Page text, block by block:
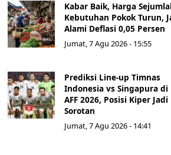
Kabar Baik, Harga
Kebutuhan Pokok Turun,
Alami Deflasi 0,05 Persen
Jumat, 7 Agu 2026 - 15:55
Prediksi Line-up Timnas
Indonesia vs Singapura di
AFF 2026, Posisi Kiper Jadi
Sorotan
Jumat, 7 Agu 2026 - 14:41